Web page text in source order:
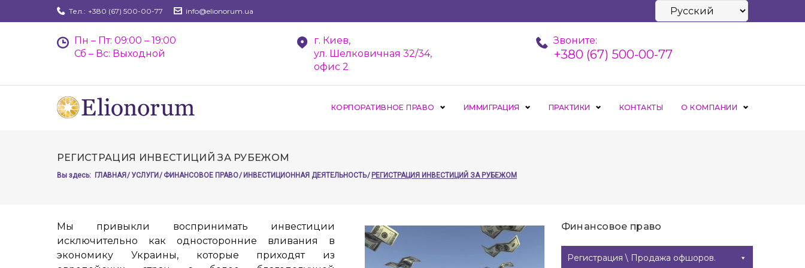
to
Тел.: +380 (67) 500-00-77 info@elionorum.ua
Выбрать
язык
Пн – Пт: 09:00 – 19:00
Сб – Вс: Выходной
г. Киев,
ул. Шелковичная 32/34,
офис 2
Звоните:
+380 (67) 500-00-77
КОРПОРАТИВНОЕ ПРАВО ИММИГРАЦИЯ ПРАКТИКИ КОНТАКТЫ О КОМПАНИИ
РЕГИСТРАЦИЯ ИНВЕСТИЦИЙ ЗА РУБЕЖОМ
Вы здесь: ГЛАВНАЯ / УСЛУГИ / ФИНАНСОВОЕ ПРАВО/ ИНВЕСТИЦИОННАЯ ДЕЯТЕЛЬНОСТЬ/ РЕГИСТРАЦИЯ ИНВЕСТИЦИЙ ЗА РУБЕЖОМ
Мы привыкли воспринимать инвестиции
исключительно как односторонние вливания в
экономику Украины, которые приходят из
Финансовое право
Регистрация \ Продажа офшоров.